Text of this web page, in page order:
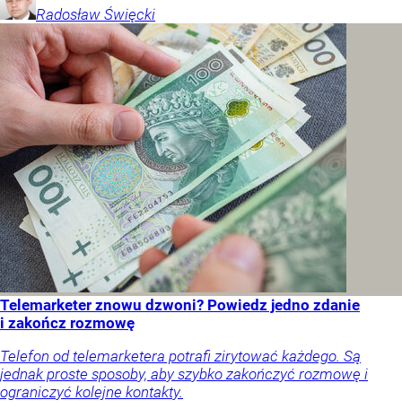
Radosław Święcki
Telemarketer znowu dzwoni? Powiedz jedno zdanie
i zakończ rozmowę
Telefon od telemarketera potrafi zirytować każdego. Są
jednak proste sposoby, aby szybko zakończyć rozmowę i
ograniczyć kolejne kontakty.